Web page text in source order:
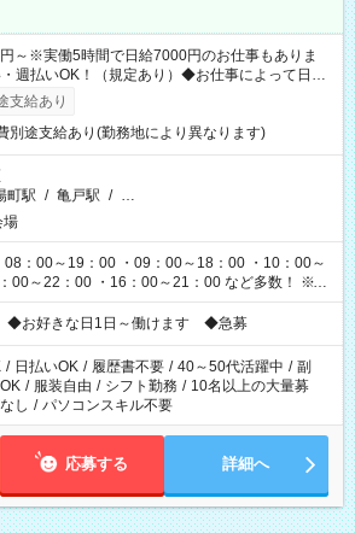
～※実働5時間で日給7000円のお仕事もありま
払いOK！（規定あり）◆お仕事によって日給
支給あり
別途支給あり(勤務地により異なります)
町駅 / 亀戸駅 / …
場
：00～19：00 ・09：00～18：00 ・10：00～
22：00 ・16：00～21：00 など多数！ ※お
時間が異なります
◆お好きな日1日～働けます ◆急募
/ 日払いOK / 履歴書不要 / 40～50代活躍中 / 副
/ 服装自由 / シフト勤務 / 10名以上の大量募
し / パソコンスキル不要
応募する 詳細へ